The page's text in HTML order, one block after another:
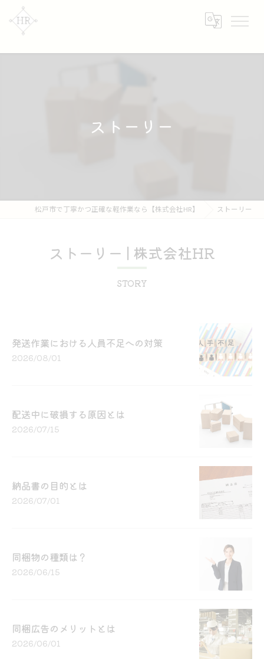
ストーリー
松戸市で丁寧かつ正確な軽作業なら【株式会社HR】 ストーリー
ストーリー | 株式会社HR
STORY
発送作業における人員不足への対策
2026/08/01
配送中に破損する原因とは
2026/07/15
納品書の目的とは
2026/07/01
同梱物の種類は？
2026/06/15
同梱広告のメリットとは
2026/06/01